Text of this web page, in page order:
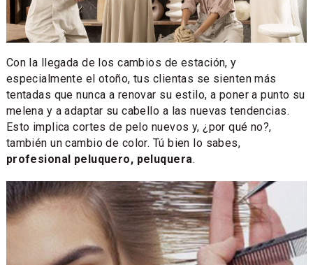
Con la llegada de los cambios de estación, y
especialmente el otoño, tus clientas se sienten más
tentadas que nunca a renovar su estilo, a poner a punto su
melena y a adaptar su cabello a las nuevas tendencias.
Esto implica cortes de pelo nuevos y, ¿por qué no?,
también un cambio de color. Tú bien lo sabes,
profesional peluquero, peluquera.